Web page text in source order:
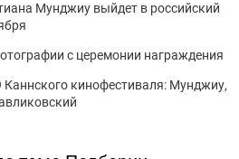
Мунджиу выйдет в российский
с церемонии награждения
Каннского кинофестиваля: Мунджиу,